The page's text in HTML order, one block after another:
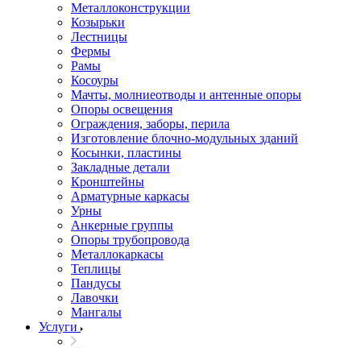
Металлоконструкции
Козырьки
Лестницы
Фермы
Рамы
Косоуры
Мачты, молниеотводы и антенные опоры
Опоры освещения
Ограждения, заборы, перила
Изготовление блочно-модульных зданий
Косынки, пластины
Закладные детали
Кронштейны
Арматурные каркасы
Урны
Анкерные группы
Опоры трубопровода
Металлокаркасы
Теплицы
Пандусы
Лавочки
Мангалы
Услуги